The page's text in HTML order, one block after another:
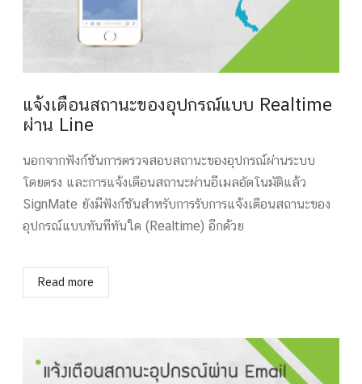
แจ้งเตือนสถานะของอุปกรณ์แบบ Realtime
ผ่าน Line
นอกจากฟังก์ชันการตรวจสอบสถานะของอุปกรณ์ผ่านระบบ
โดยตรง และการแจ้งเตือนสถานะผ่านอีเมลอัตโนมัติแล้ว
SignMate ยังมีฟังก์ชันสำหรับการรับการแจ้งเตือนสถานะของ
อุปกรณ์แบบทันทีทันใด (Realtime) อีกด้วย
Read more